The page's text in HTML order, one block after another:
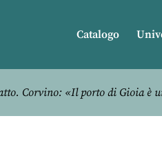
Catalogo
Corvino: «Il porto di Gioia è